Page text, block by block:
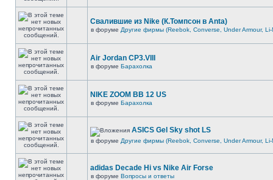
Свалившие из Nike (К.Томпсон в Anta)
в форуме Другие фирмы (Reebok, Converse, Under Armour, Li-
Air Jordan CP3.VIII
в форуме Барахолка
NIKE ZOOM BB 12 US
в форуме Барахолка
ASICS Gel Sky shot LS
в форуме Другие фирмы (Reebok, Converse, Under Armour, Li-
adidas Decade Hi vs Nike Air Forse
в форуме Вопросы и ответы